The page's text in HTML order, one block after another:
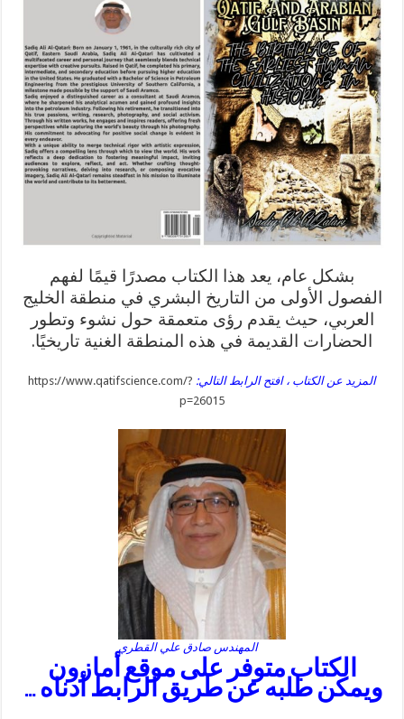
بشكل عام، يعد هذا الكتاب مصدرًا قيمًا لفهم
الفصول الأولى من التاريخ البشري في منطقة الخليج
العربي، حيث يقدم رؤى متعمقة حول نشوء وتطور
الحضارات القديمة في هذه المنطقة الغنية تاريخيًا.
المزيد عن الكتاب ، افتح الرابط التالي: https://www.qatifscience.com/?
p=26015
المهندس صادق علي القطري
الكتاب متوفر على موقع أمازون
ويمكن طلبه عن طريق الرابط أدناه …